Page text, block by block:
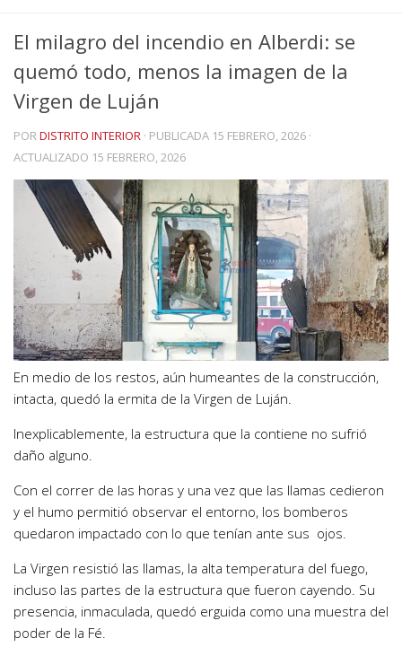
El milagro del incendio en Alberdi: se
quemó todo, menos la imagen de la
Virgen de Luján
PORDISTRITO INTERIOR · PUBLICADA 15 FEBRERO, 2026 ·
ACTUALIZADO 15 FEBRERO, 2026
En medio de los restos, aún humeantes de la construcción,
intacta, quedó la ermita de la Virgen de Luján.
Inexplicablemente, la estructura que la contiene no sufrió
daño alguno.
Con el correr de las horas y una vez que las llamas cedieron
y el humo permitió observar el entorno, los bomberos
quedaron impactado con lo que tenían ante sus ojos.
La Virgen resistió las llamas, la alta temperatura del fuego,
incluso las partes de la estructura que fueron cayendo. Su
presencia, inmaculada, quedó erguida como una muestra del
poder de la Fé.